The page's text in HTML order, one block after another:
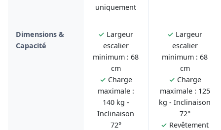
uniquement
Dimensions &
Capacité
✓ Largeur
escalier
minimum : 68
cm
✓ Charge
maximale :
140 kg -
Inclinaison
72°
✓ Largeur
escalier
minimum : 68
cm
✓ Charge
maximale : 125
kg - Inclinaison
72°
✓ Revêtement